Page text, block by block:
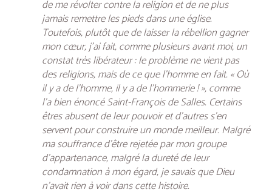
de me révolter contre la religion et de ne plus
jamais remettre les pieds dans une église.
Toutefois, plutôt que de laisser la rébellion gagner
mon cœur, j’ai fait, comme plusieurs avant moi, un
constat très libérateur : le problème ne vient pas
des religions, mais de ce que l’homme en fait. « Où
il y a de l’homme, il y a de l’hommerie ! », comme
l’a bien énoncé Saint-François de Salles. Certains
êtres abusent de leur pouvoir et d’autres s’en
servent pour construire un monde meilleur. Malgré
ma souffrance d’être rejetée par mon groupe
d’appartenance, malgré la dureté de leur
condamnation à mon égard, je savais que Dieu
n’avait rien à voir dans cette histoire.